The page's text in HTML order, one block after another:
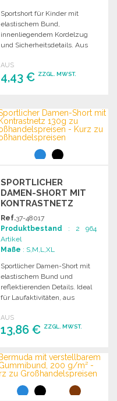
Sportshort für Kinder mit
elastischem Bund,
innenliegendem Kordelzug
und Sicherheitsdetails. Aus
atmungsaktiv.
AUS
4,43 € ZZGL. MWST.
Angebot anfordern
SPORTLICHER
DAMEN-SHORT MIT
KONTRASTNETZ
130G
Ref.37-48017
Produktbestand : 2 964
Artikel
Maße : S,M,L,XL
Sportlicher Damen-Short mit
elastischem Bund und
reflektierenden Details. Ideal
für Laufaktivitäten, aus
anpassungsfähigem Material.
AUS
13,86 € ZZGL. MWST.
BESTELLEN
Angebot anfordern